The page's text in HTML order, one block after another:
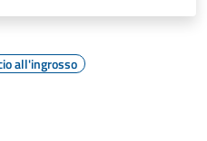
all'ingrosso